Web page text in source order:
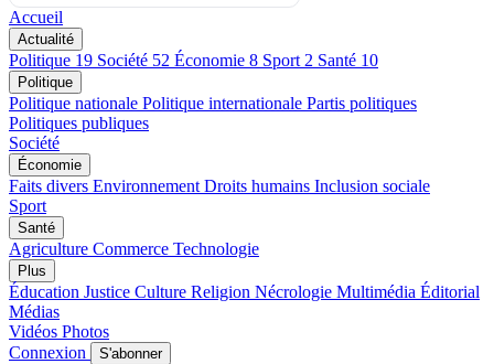
Accueil
Actualité
Politique 19 Société 52 Économie 8 Sport 2 Santé 10
Politique
Politique nationale Politique internationale Partis politiques
Politiques publiques
Société
Économie
Faits divers Environnement Droits humains Inclusion sociale
Sport
Santé
Agriculture Commerce Technologie
Plus
Éducation Justice Culture Religion Nécrologie Multimédia Éditorial
Médias
Vidéos Photos
Connexion
S'abonner